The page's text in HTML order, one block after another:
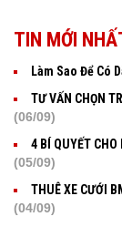
TIN MỚI
Làm Sao Để Có
TƯ VẤN CHỌN
(06/09)
4 BÍ QUYẾT CHO
(05/09)
THUÊ XE CƯỚI
(04/09)